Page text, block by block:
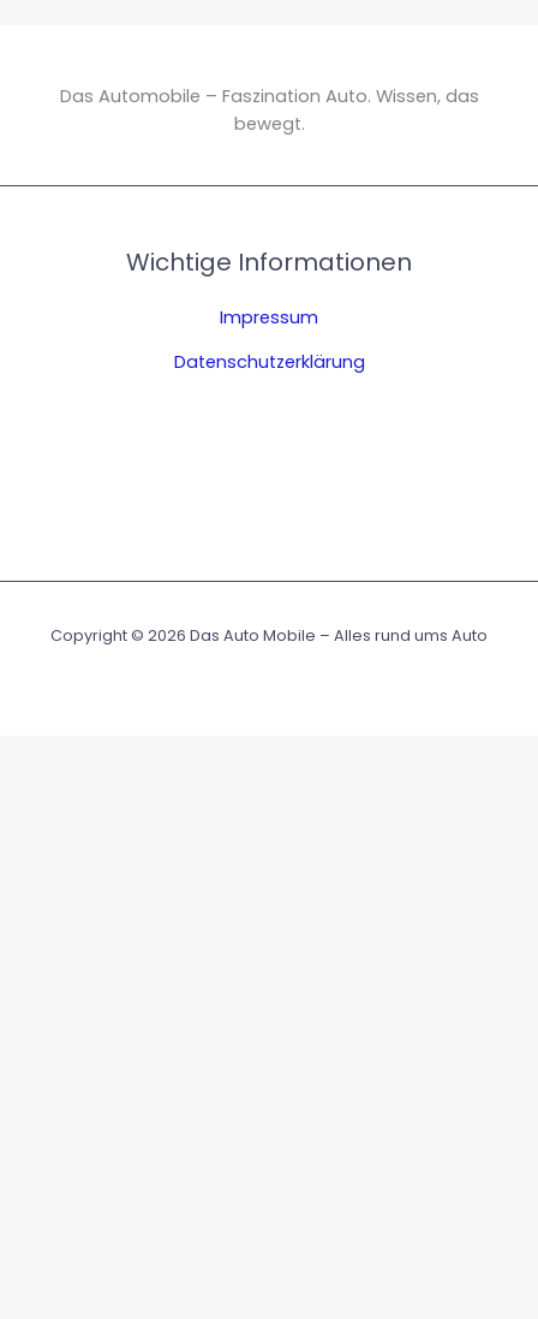
Das Automobile – Faszination Auto. Wissen, das
bewegt.
Wichtige Informationen
Impressum
Datenschutzerklärung
Copyright © 2026 Das Auto Mobile – Alles rund ums Auto